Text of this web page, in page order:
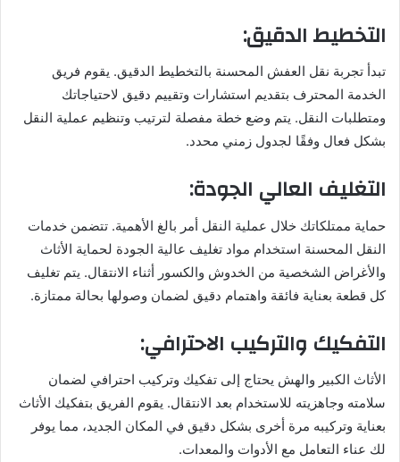
التخطيط الدقيق:
تبدأ تجربة نقل العفش المحسنة بالتخطيط الدقيق. يقوم فريق
الخدمة المحترف بتقديم استشارات وتقييم دقيق لاحتياجاتك
ومتطلبات النقل. يتم وضع خطة مفصلة لترتيب وتنظيم عملية النقل
بشكل فعال وفقًا لجدول زمني محدد.
التغليف العالي الجودة:
حماية ممتلكاتك خلال عملية النقل أمر بالغ الأهمية. تتضمن خدمات
النقل المحسنة استخدام مواد تغليف عالية الجودة لحماية الأثاث
والأغراض الشخصية من الخدوش والكسور أثناء الانتقال. يتم تغليف
كل قطعة بعناية فائقة واهتمام دقيق لضمان وصولها بحالة ممتازة.
التفكيك والتركيب الاحترافي:
الأثاث الكبير والهش يحتاج إلى تفكيك وتركيب احترافي لضمان
سلامته وجاهزيته للاستخدام بعد الانتقال. يقوم الفريق بتفكيك الأثاث
بعناية وتركيبه مرة أخرى بشكل دقيق في المكان الجديد، مما يوفر
لك عناء التعامل مع الأدوات والمعدات.